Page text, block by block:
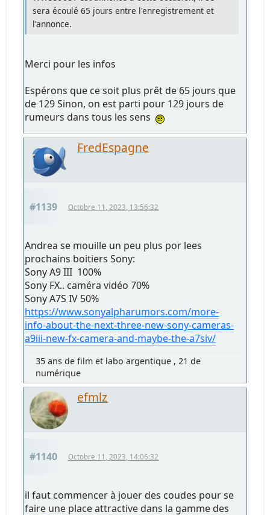
sera écoulé 65 jours entre l'enregistrement et
l'annonce.
Merci pour les infos
Espérons que ce soit plus prêt de 65 jours que
de 129 Sinon, on est parti pour 129 jours de
rumeurs dans tous les sens
FredEspagne
#1139 Octobre 11, 2023, 13:56:32
Andrea se mouille un peu plus por lees
prochains boitiers Sony:
Sony A9 III 100%
Sony FX.. caméra vidéo 70%
Sony A7S IV 50%
https://www.sonyalpharumors.com/more-
info-about-the-next-three-new-sony-cameras-
a9iii-new-fx-camera-and-maybe-the-a7siv/
35 ans de film et labo argentique , 21 de
numérique
efmlz
#1140 Octobre 11, 2023, 14:06:32
il faut commencer à jouer des coudes pour se
faire une place attractive dans la gamme des